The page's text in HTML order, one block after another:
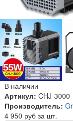
В наличии
Артикул: CHJ-3000
Производитель:
4 950 руб за шт.